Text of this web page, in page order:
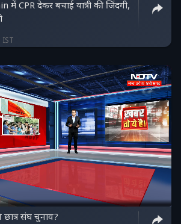
CPR देकर बचाई यात्री की जिंदगी,
IST
संघ चुनाव?